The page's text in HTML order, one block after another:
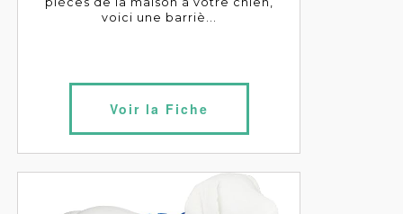
voici une barriè...
Voir la Fiche